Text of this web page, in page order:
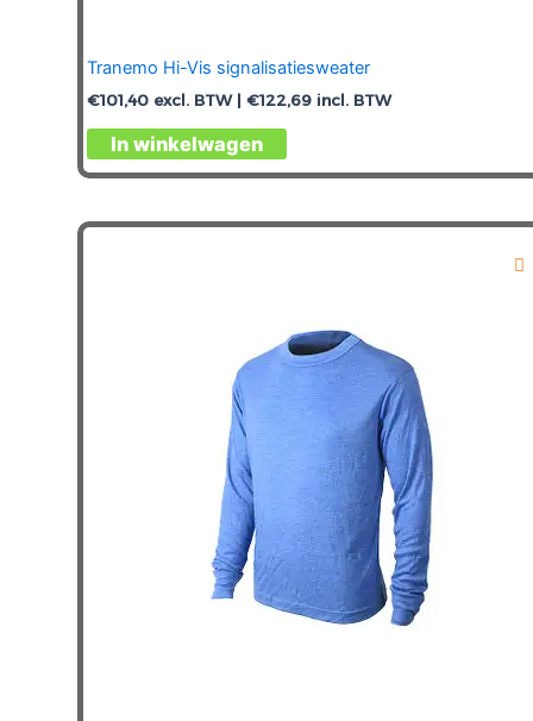
Tranemo Hi-Vis signalisatiesweater
€101,40 excl. BTW | €122,69 incl. BTW
In winkelwagen
Dit
product
meerdere
kan
gekozen
worden
de
productpagina